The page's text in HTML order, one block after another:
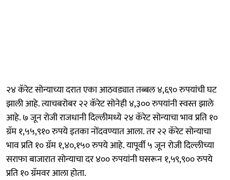
२४ कॅरेट सोन्याच्या दरात एका आठवड्यात तब्बल ४,६९० रुपयांची घट
झाली आहे. त्याचबरोबर २२ कॅरेट सोनेही ४,३०० रुपयांनी स्वस्त झाले
आहे. ७ जून रोजी राजधानी दिल्लीमध्ये २४ कॅरेट सोन्याचा भाव प्रति १०
ग्रॅम १,५५,९१० रुपये इतका नोंदवण्यात आला. तर २२ कॅरेट सोन्याचा
भाव प्रति १० ग्रॅम १,४०,१५० रुपये आहे. यापूर्वी ५ जून रोजी दिल्लीच्या
सराफा बाजारात सोन्याचा दर ४०० रुपयांनी घसरून १,५९,९०० रुपये
प्रति १० ग्रॅमवर आला होता.